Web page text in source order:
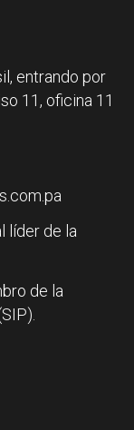
entrando por
11, oficina 11
líder de la
de la